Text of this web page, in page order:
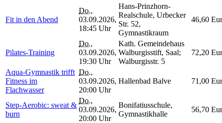
Fit in den Abend
Do.,
03.09.2026,
18:45 Uhr
Hans-Prinzhorn-
Realschule, Urbecker
Str. 52,
Gymnastikraum
46,60
Pilates-Training
Do.,
03.09.2026,
19:30 Uhr
Kath. Gemeindehaus
Walburgisstift, Saal;
Walburgisstr. 5
72,20
Aqua-Gymnastik trifft
Fitness im
Flachwasser
Do.,
03.09.2026,
20:00 Uhr
Hallenbad Balve 71,00
Step-Aerobic: sweat &
burn
Do.,
03.09.2026,
20:00 Uhr
Bonifatiusschule,
Gymnastikhalle
56,70